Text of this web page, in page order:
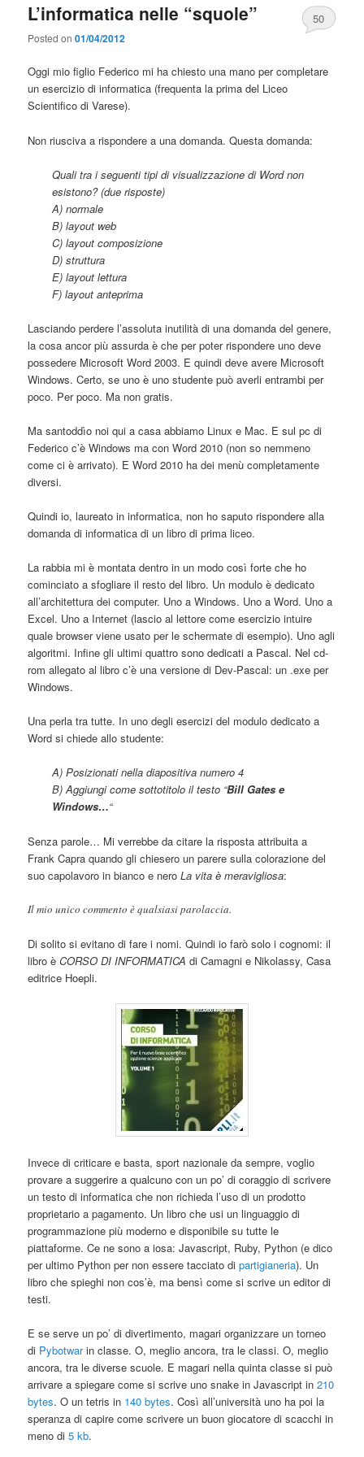
L’informatica nelle “squole”
Posted on01/04/2012
50
Oggi mio figlio Federico mi ha chiesto una mano per completare
un esercizio di informatica (frequenta la prima del Liceo
Scientifico di Varese).
Non riusciva a rispondere a una domanda. Questa domanda:
Quali tra i seguenti tipi di visualizzazione di Word non
esistono? (due risposte)
A) normale
B) layout web
C) layout composizione
D) struttura
E) layout lettura
F) layout anteprima
Lasciando perdere l’assoluta inutilità di una domanda del genere,
la cosa ancor più assurda è che per poter rispondere uno deve
possedere Microsoft Word 2003. E quindi deve avere Microsoft
Windows. Certo, se uno è uno studente può averli entrambi per
poco. Per poco. Ma non gratis.
Ma santoddìo noi qui a casa abbiamo Linux e Mac. E sul pc di
Federico c’è Windows ma con Word 2010 (non so nemmeno
come ci è arrivato). E Word 2010 ha dei menù completamente
diversi.
Quindi io, laureato in informatica, non ho saputo rispondere alla
domanda di informatica di un libro di prima liceo.
La rabbia mi è montata dentro in un modo così forte che ho
cominciato a sfogliare il resto del libro. Un modulo è dedicato
all’architettura dei computer. Uno a Windows. Uno a Word. Uno a
Excel. Uno a Internet (lascio al lettore come esercizio intuire
quale browser viene usato per le schermate di esempio). Uno agli
algoritmi. Infine gli ultimi quattro sono dedicati a Pascal. Nel cd-
rom allegato al libro c’è una versione di Dev-Pascal: un .exe per
Windows.
Una perla tra tutte. In uno degli esercizi del modulo dedicato a
Word si chiede allo studente:
A) Posizionati nella diapositiva numero 4
B) Aggiungi come sottotitolo il testo “Bill Gates e
Windows…“
Senza parole… Mi verrebbe da citare la risposta attribuita a
Frank Capra quando gli chiesero un parere sulla colorazione del
suo capolavoro in bianco e neroLa vita è meravigliosa:
Il mio unico commento è qualsiasi parolaccia.
Di solito si evitano di fare i nomi. Quindi io farò solo i cognomi: il
libro èCORSO DI INFORMATICA di Camagni e Nikolassy, Casa
editrice Hoepli.
Invece di criticare e basta, sport nazionale da sempre, voglio
provare a suggerire a qualcuno con un po’ di coraggio di scrivere
un testo di informatica che non richieda l’uso di un prodotto
proprietario a pagamento. Un libro che usi un linguaggio di
programmazione più moderno e disponibile su tutte le
piattaforme. Ce ne sono a iosa: Javascript, Ruby, Python (e dico
per ultimo Python per non essere tacciato dipartigianeria). Un
libro che spieghi non cos’è, ma bensì come si scrive un editor di
testi.
E se serve un po’ di divertimento, magari organizzare un torneo
di Pybotwarin classe. O, meglio ancora, tra le classi. O, meglio
ancora, tra le diverse scuole. E magari nella quinta classe si può
arrivare a spiegare come si scrive uno snake in Javascript in210
bytes. O un tetris in 140 bytes. Così all’università uno ha poi la
speranza di capire come scrivere un buon giocatore di scacchi in
meno di5 kb.